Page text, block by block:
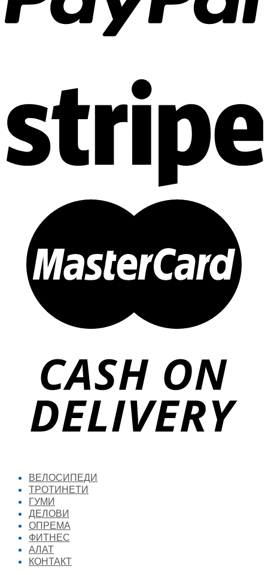
ВЕЛОСИПЕДИ
ТРОТИНЕТИ
ГУМИ
ДЕЛОВИ
ОПРЕМА
ФИТНЕС
АЛАТ
КОНТАКТ